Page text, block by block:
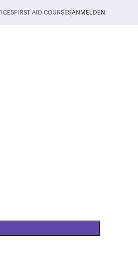
FIRST AID COURSESANMELDEN